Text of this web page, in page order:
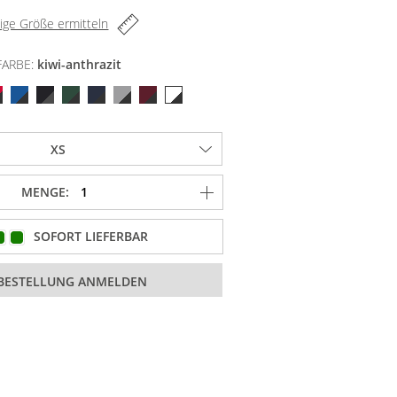
Größe ermitteln
kiwi-anthrazit
MENGE:
SOFORT LIEFERBAR